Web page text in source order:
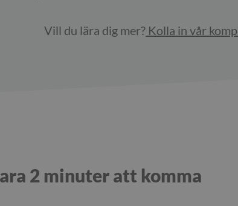
Vill du lära dig mer? Kolla in vår
2 minuter att komma